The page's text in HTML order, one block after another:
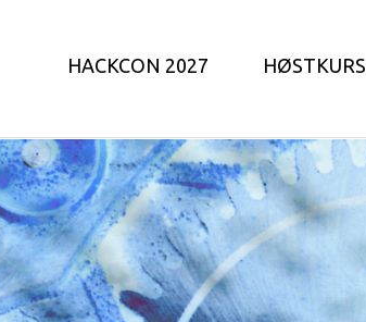
HACKCON 2027 HØSTKURS